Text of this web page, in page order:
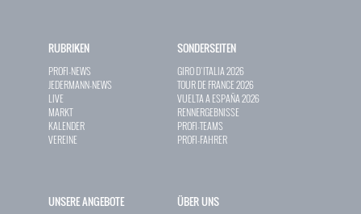
RUBRIKEN
PROFI-NEWS
JEDERMANN-NEWS
LIVE
MARKT
KALENDER
VEREINE
SONDERSEITEN
GIRO D`ITALIA 2026
TOUR DE FRANCE 2026
VUELTA A ESPAÑA 2026
RENNERGEBNISSE
PROFI-TEAMS
PROFI-FAHRER
UNSERE ANGEBOTE ÜBER UNS